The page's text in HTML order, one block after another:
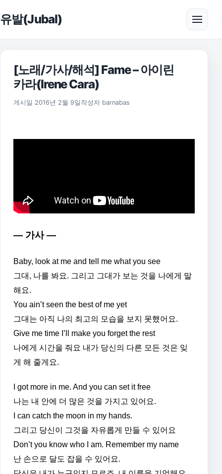
유발(Jubal) 메뉴
[노래/가사/해석] Fame – 아이린
카라(Irene Cara)
게시일 2016년 2월 9일 2021년 8월 7일
작성자 barnabas
— 가사 —
Baby, look at me and tell me what you see
그대, 나를 봐요. 그리고 그대가 보는 것을 나에게 말
해요.
You ain’t seen the best of me yet
그대는 아직 나의 최고의 모습을 보지 못했어요.
Give me time I’ll make you forget the rest
나에게 시간을 줘요 내가 당신의 다른 모든 것은 잊
게 해 줄게요.
I got more in me. And you can set it free
나는 내 안에 더 많은 것을 가지고 있어요.
I can catch the moon in my hands.
그리고 당신이 그것을 자유롭게 만들 수 있어요
Don’t you know who I am. Remember my name
난 손으로 달도 잡을 수 있어요.